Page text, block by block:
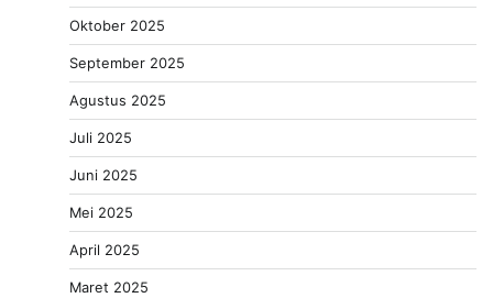
Oktober 2025
September 2025
Agustus 2025
Juli 2025
Juni 2025
Mei 2025
April 2025
Maret 2025